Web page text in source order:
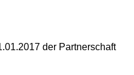
der Partnerschaft